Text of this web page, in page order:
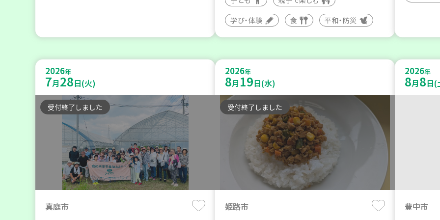
学び・体験 食 平和・防災
2026年
7月28日(火)
受付終了しました
真庭市
2026年
8月 19日(水)
受付終了しました
姫路市
2026年
8月8日(
豊中市